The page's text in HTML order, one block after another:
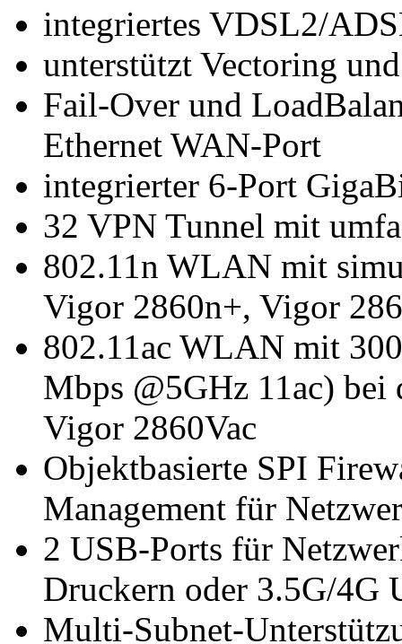
integriertes VDSL2/
unterstützt Vectoring
Fail-Over und
Ethernet WAN-Port
integrierter 6-Port
32 VPN Tunnel mit
802.11n WLAN mit
Vigor 2860n+, Vigor
802.11ac WLAN mit
Mbps @5GHz 11ac)
Vigor 2860Vac
Objektbasierte SPI
Management für
2 USB-Ports für
Druckern oder 3.5G/4G
Multi-Subnet-